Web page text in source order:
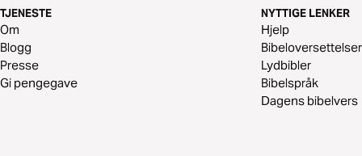
TJENESTE
Om
Blogg
Presse
Gi pengegave
NYTTIGE LENKER
Hjelp
Bibeloversettelser
Lydbibler
Bibelspråk
Dagens bibelvers